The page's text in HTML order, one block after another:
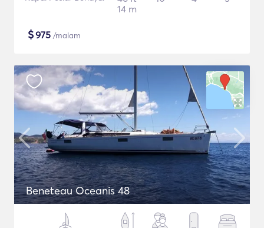
14 m
$975 /malam
Beneteau Oceanis 48